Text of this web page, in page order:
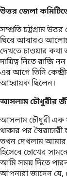
উত্তর জেলা
সম্প্রতি চট্টগ্রাম
ঘিরে আবারও
দেখতে চাওয়ার কথা
দায়িত্ব নিতে রাজি
এর আগে তিনি
আহ্বায়ক ছিলেন।
আসলাম চৌধুরীর
আসলাম চৌধুরী এক
থাকার পর
তখন দেখলাম আমার
হিসেবে চোখের
আমি সময় দিতে
আপনারা জানেন যে,